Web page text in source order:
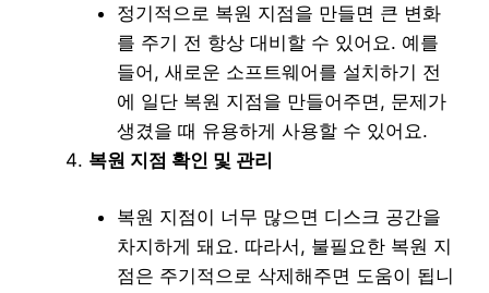
정기적으로 복원 지점을 만들면 큰 변화
를 주기 전 항상 대비할 수 있어요. 예를
들어, 새로운 소프트웨어를 설치하기 전
에 일단 복원 지점을 만들어주면, 문제가
생겼을 때 유용하게 사용할 수 있어요.
복원 지점 확인 및 관리
복원 지점이 너무 많으면 디스크 공간을
차지하게 돼요. 따라서, 불필요한 복원 지
점은 주기적으로 삭제해주면 도움이 됩니